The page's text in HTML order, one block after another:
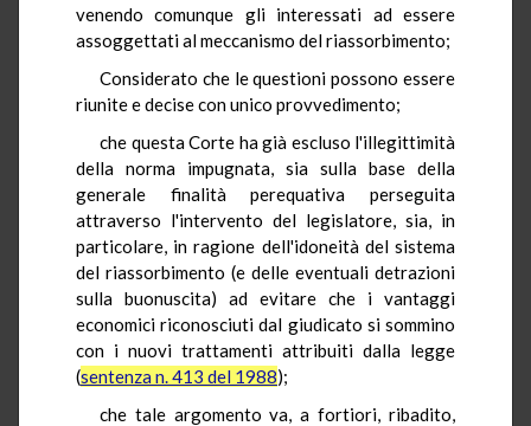
venendo comunque gli interessati ad essere
assoggettati al meccanismo del riassorbimento;
Considerato che le questioni possono essere
riunite e decise con unico provvedimento;
che questa Corte ha già escluso l'illegittimità
della norma impugnata, sia sulla base della
generale finalità perequativa perseguita
attraverso l'intervento del legislatore, sia, in
particolare, in ragione dell'idoneità del sistema
del riassorbimento (e delle eventuali detrazioni
sulla buonuscita) ad evitare che i vantaggi
economici riconosciuti dal giudicato si sommino
con i nuovi trattamenti attribuiti dalla legge
(sentenza n. 413 del 1988);
che tale argomento va, a fortiori, ribadito,